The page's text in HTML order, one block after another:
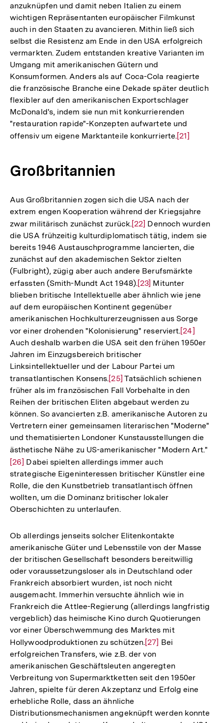
anzuknüpfen und damit neben Italien zu einem
wichtigen Repräsentanten europäischer Filmkunst
auch in den Staaten zu avancieren. Mithin ließ sich
selbst die Resistenz am Ende in den USA erfolgreich
vermarkten. Zudem entstanden kreative Varianten im
Umgang mit amerikanischen Gütern und
Konsumformen. Anders als auf Coca-Cola reagierte
die französische Branche eine Dekade später deutlich
flexibler auf den amerikanischen Exportschlager
McDonald's, indem sie nun mit konkurrierenden
"restauration rapide"-Konzepten aufwartete und
offensiv um eigene Marktanteile konkurrierte.Zur
[21]
Großbritannien
Aus Großbritannien zogen sich die USA nach der
extrem engen Kooperation während der Kriegsjahre
zwar militärisch zunächst zurück.Zur
Auflösung
der
Fußnote
[22] Dennoch wurden
die USA frühzeitig kulturdiplomatisch tätig, indem sie
bereits 1946 Austauschprogramme lancierten, die
zunächst auf den akademischen Sektor zielten
(Fulbright), zügig aber auch andere Berufsmärkte
erfassten (Smith-Mundt Act 1948).Zur
Auflösung
der
Fußnote
[23] Mitunter
blieben britische Intellektuelle aber ähnlich wie jene
auf dem europäischen Kontinent gegenüber
amerikanischen Hochkulturerzeugnissen aus Sorge
vor einer drohenden "Kolonisierung" reserviert.Zur
Auflösung
[24]
Auch deshalb warben die USA seit den frühen 1950er
Jahren im Einzugsbereich britischer
Linksintellektueller und der Labour Partei um
transatlantischen Konsens.Zur
Auflösung
der
Fußnote
[25] Tatsächlich schienen
früher als im französischen Fall Vorbehalte in den
Reihen der britischen Eliten abgebaut werden zu
können. So avancierten z.B. amerikanische Autoren zu
Vertretern einer gemeinsamen literarischen "Moderne"
und thematisierten Londoner Kunstausstellungen die
ästhetische Nähe zu US-amerikanischer "Modern Art."
[26] Dabei spielten allerdings immer auch
strategische Eigeninteressen britischer Künstler eine
Rolle, die den Kunstbetrieb transatlantisch öffnen
wollten, um die Dominanz britischer lokaler
Oberschichten zu unterlaufen.
Ob allerdings jenseits solcher Elitenkontakte
amerikanische Güter und Lebensstile von der Masse
der britischen Gesellschaft besonders bereitwillig
oder voraussetzungsloser als in Deutschland oder
Frankreich absorbiert wurden, ist noch nicht
ausgemacht. Immerhin versuchte ähnlich wie in
Frankreich die Attlee-Regierung (allerdings langfristig
vergeblich) das heimische Kino durch Quotierungen
vor einer Überschwemmung des Marktes mit
Hollywoodproduktionen zu schützen.Zur
Auflösung
der
Fußnote
[27] Bei
erfolgreichen Transfers, wie z.B. der von
amerikanischen Geschäftsleuten angeregten
Verbreitung von Supermarktketten seit den 1950er
Jahren, spielte für deren Akzeptanz und Erfolg eine
erhebliche Rolle, dass an ähnliche
Distributionsmechanismen angeknüpft werden konnte